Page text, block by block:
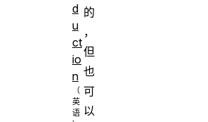
的
，
但
也
可
以
d
u
ct
io
n